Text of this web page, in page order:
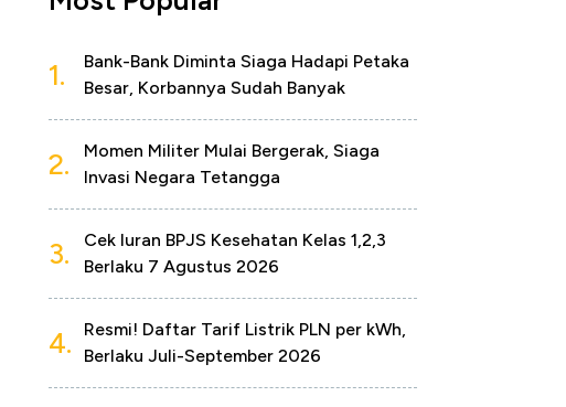
1.
Bank-Bank Diminta Siaga Hadapi Petaka
Besar, Korbannya Sudah Banyak
2.
Momen Militer Mulai Bergerak, Siaga
Invasi Negara Tetangga
3.
Cek Iuran BPJS Kesehatan Kelas 1,2,3
Berlaku 7 Agustus 2026
4.
Resmi! Daftar Tarif Listrik PLN per kWh,
Berlaku Juli-September 2026